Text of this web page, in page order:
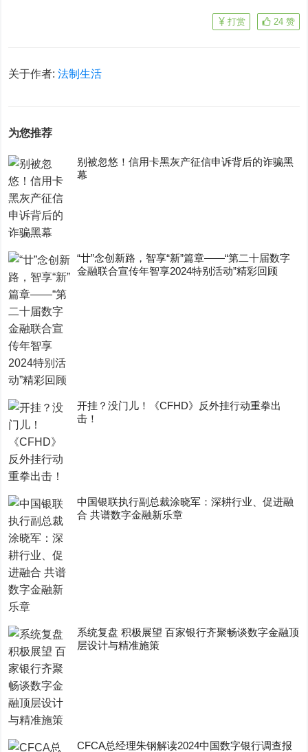
24 赞
打赏
关于作者:法制生活
为您推荐
别被忽悠！信用卡黑灰产征信申诉背后的诈骗黑
幕
“廿”念创新路，智享“新”篇章——“第二十届数字
金融联合宣传年智享2024特别活动”精彩回顾
开挂？没门儿！《CFHD》反外挂行动重拳出
击！
中国银联执行副总裁涂晓军：深耕行业、促进融
合 共谱数字金融新乐章
系统复盘 积极展望 百家银行齐聚畅谈数字金融顶
层设计与精准施策
CFCA总经理朱钢解读2024中国数字银行调查报